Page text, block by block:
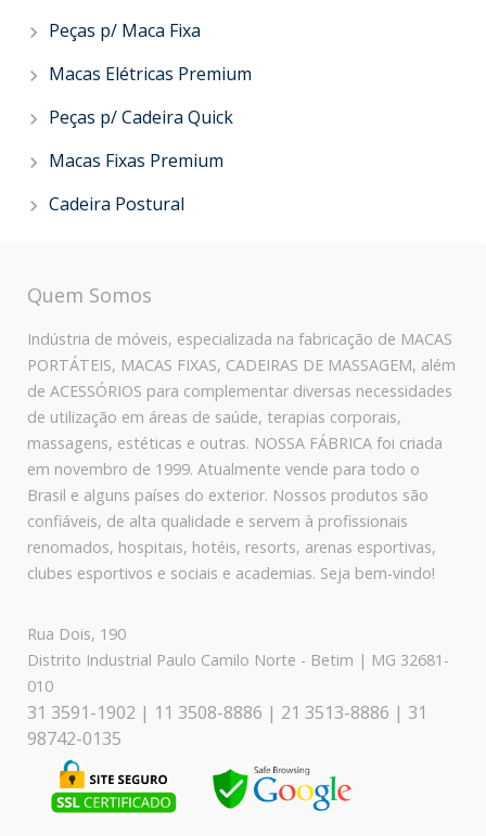
Peças p/ Maca Fixa
Macas Elétricas Premium
Peças p/ Cadeira Quick
Macas Fixas Premium
Cadeira Postural
Quem Somos
Indústria de móveis, especializada na fabricação de MACAS
PORTÁTEIS, MACAS FIXAS, CADEIRAS DE MASSAGEM, além
de ACESSÓRIOS para complementar diversas necessidades
de utilização em áreas de saúde, terapias corporais,
massagens, estéticas e outras. NOSSA FÁBRICA foi criada
em novembro de 1999. Atualmente vende para todo o
Brasil e alguns países do exterior. Nossos produtos são
confiáveis, de alta qualidade e servem à profissionais
renomados, hospitais, hotéis, resorts, arenas esportivas,
clubes esportivos e sociais e academias. Seja bem-vindo!
Rua Dois, 190
Distrito Industrial Paulo Camilo Norte - Betim | MG 32681-
010
31 3591-1902 | 11 3508-8886 | 21 3513-8886 | 31
98742-0135